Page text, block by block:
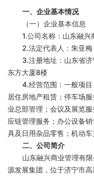
一、企业基本情况
（一）企业基本信息
1.公司名称：山东融兴
2.法定代表人：朱亚梅
3.注册地址：山东省
东方大厦8楼
4.经营范围：一般项
居住房地产租赁；停车场
业总部管理；会议及展览
应链管理服务；办公设备
具及日用杂品零售；机动车
二、公司简介
山东融兴商业管理有
源发展集团，位于济宁市